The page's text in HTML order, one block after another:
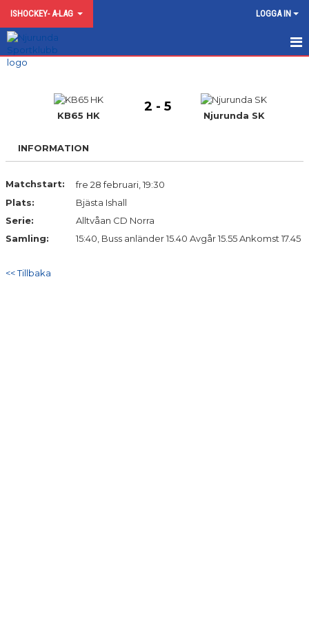
ISHOCKEY- A-LAG LOGGA IN
HEM
KALENDER
TRUPPEN
KONTAKT
KB65 HK
2 - 5
Njurunda SK
INFORMATION
Matchstart:
fre 28 februari, 19:30
Plats:
Bjästa Ishall
Serie:
Alltvåan CD Norra
Samling:
15:40, Buss anländer 15.40 Avgår 15.55 Ankomst 17.45
<< Tillbaka